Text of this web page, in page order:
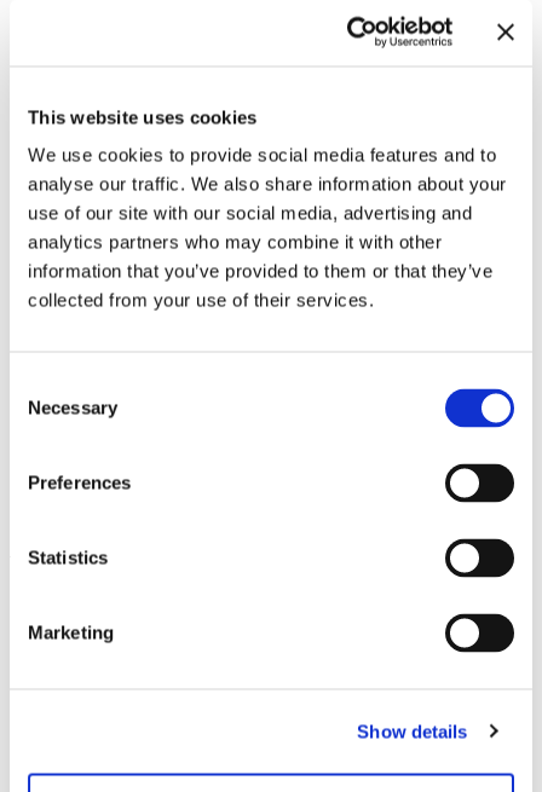
This website uses cookies
We use cookies to provide social media features and to
analyse our traffic. We also share information about your
use of our site with our social media, advertising and
analytics partners who may combine it with other
information that you’ve provided to them or that they’ve
collected from your use of their services.
Selection
Necessary
Preferences
Statistics
Marketing
Show details
Für den Versand von Ausstellungskatalogen
Leave this field empty
Abonnieren Sie unseren Newsletter
Bleiben Sie auf dem Laufenden und erfahren
Sie mehr über aktuelle Veranstaltungen und